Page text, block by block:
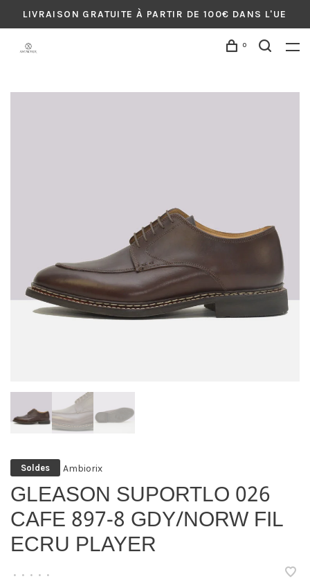
LIVRAISON GRATUITE À PARTIR DE 100€ DANS L'UE
0
Soldes Ambiorix
GLEASON SUPORTLO 026
CAFE 897-8 GDY/NORW FIL
ECRU PLAYER
• • • • •